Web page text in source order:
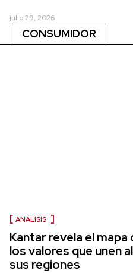
julio 29, 2026
CONSUMIDOR
ANÁLISIS
Kantar revela el mapa
los valores que unen
sus regiones